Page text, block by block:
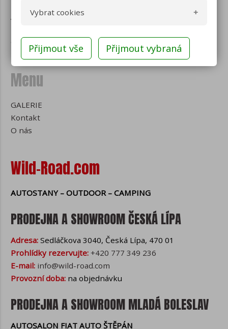
Autostany
Camping
Menu
GALERIE
Kontakt
O nás
Wild-Road.com
AUTOSTANY – OUTDOOR – CAMPING
PRODEJNA A SHOWROOM ČESKÁ LÍPA
Adresa: Sedláčkova 3040, Česká Lípa, 470 01
Prohlídky rezervujte: +420 777 349 236
E-mail: info@wild-road.com
Provozní doba: na objednávku
PRODEJNA A SHOWROOM MLADÁ BOLESLAV
AUTOSALON FIAT AUTO ŠTĚPÁN
Co jsou cookies
používané webovými stránkami na
internetu. Tyto soubory jsou uloženy ve
vašem prohlížeči a vznikají na straně
serveru při návštěvě webových stránek
nebo na straně klienta v prohlížeči (např.
Cookies jsou používány při komunikaci
prohlížeče s webovými stránkami. V
Cookies nejsou běžné nainstalované
programy ve Vašem zařízení, nemohou
důvěrné informace nebo jinak narušit
Rozdělení cookies
Z hlediska času se cookies dělí na
krátkodobá, která jsou automaticky
vymazána při zavření webového
prohlížeče nebo při provedené akci
webových stránek) a dlouhodobá, která
zůstávají v prohlížeči i po jeho opětovném
spuštění a jejich platnost vyprší v
Vybrat cookies
Ano Technická cookies
Ne
Volitelná cookies (analytická a marketingová)